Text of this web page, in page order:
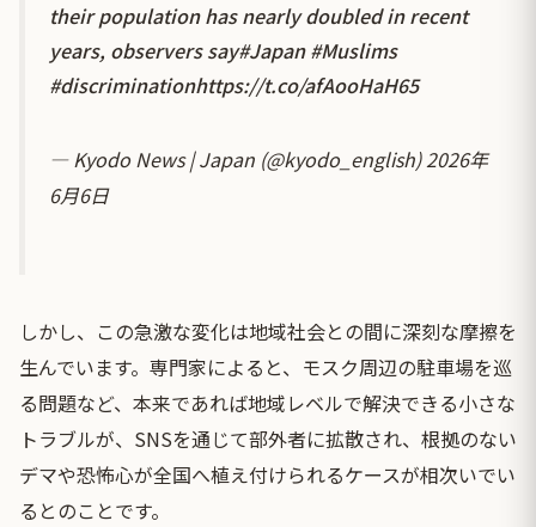
their population has nearly doubled in recent
years, observers say#Japan #Muslims
#discriminationhttps://t.co/afAooHaH65
— Kyodo News | Japan (@kyodo_english)2026年
6月6日
しかし、この急激な変化は地域社会との間に深刻な摩擦を
生んでいます。専門家によると、モスク周辺の駐車場を巡
る問題など、本来であれば地域レベルで解決できる小さな
トラブルが、SNSを通じて部外者に拡散され、根拠のない
デマや恐怖心が全国へ植え付けられるケースが相次いでい
るとのことです。